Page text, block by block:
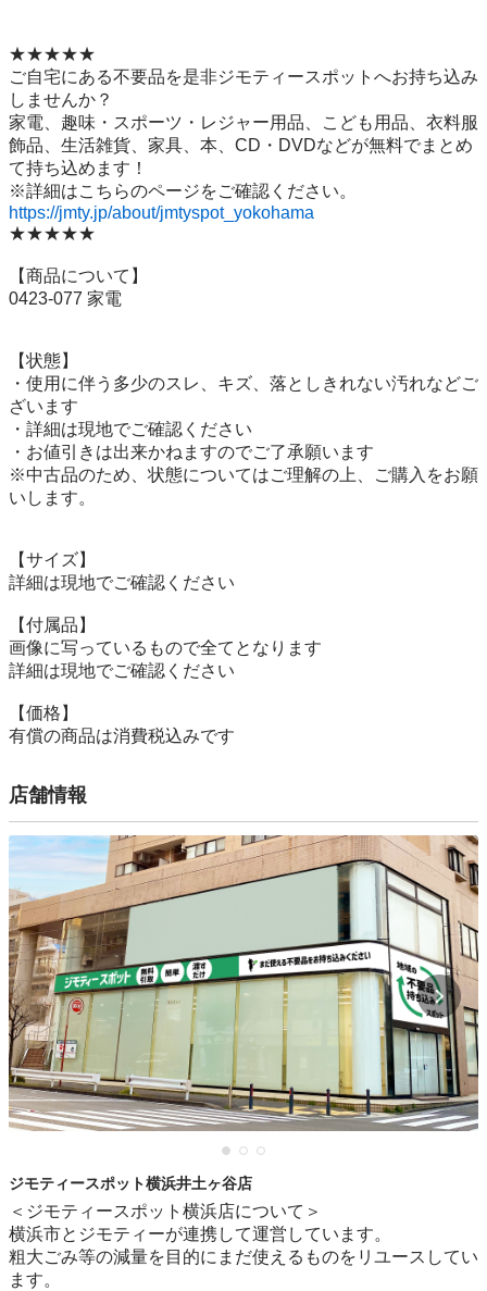
★★★★★
ご自宅にある不要品を是非ジモティースポットへお持ち込み
しませんか？
家電、趣味・スポーツ・レジャー用品、こども用品、衣料服
飾品、生活雑貨、家具、本、CD・DVDなどが無料でまとめ
て持ち込めます！
https://jmty.jp/about/jmtyspot_yokohama
★★★★★
【商品について】
0423-077 家電
【状態】
・使用に伴う多少のスレ、キズ、落としきれない汚れなどご
ざいます
・詳細は現地でご確認ください
・お値引きは出来かねますのでご了承願います
※中古品のため、状態についてはご理解の上、ご購入をお願
いします。
【サイズ】
詳細は現地でご確認ください
【付属品】
画像に写っているもので全てとなります
詳細は現地でご確認ください
【価格】
有償の商品は消費税込みです
店舗情報
ジモティースポット横浜井土ヶ谷店
＜ジモティースポット横浜店について＞
横浜市とジモティーが連携して運営しています。
粗⼤ごみ等の減量を⽬的にまだ使えるものをリユースしてい
ます。